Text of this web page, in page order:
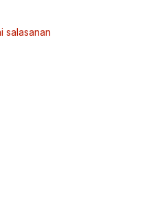
salasanan